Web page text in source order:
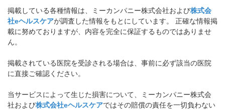
掲載している各種情報は、ミーカンパニー株式会社および株式会
社eヘルスケアが調査した情報をもとにしています。 正確な情報掲
載に努めておりますが、内容を完全に保証するものではありませ
ん。
掲載されている医院を受診される場合は、事前に必ず該当の医院
に直接ご確認ください。
当サービスによって生じた損害について、ミーカンパニー株式会
社および株式会社eヘルスケアではその賠償の責任を一切負わない